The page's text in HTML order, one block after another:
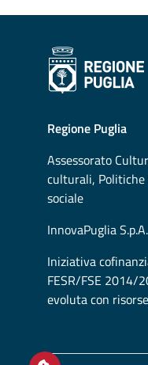
Regione Puglia
Assessorato
culturali,
sociale
InnovaPuglia
Iniziativa
FESR/FSE 2014/
evoluta con